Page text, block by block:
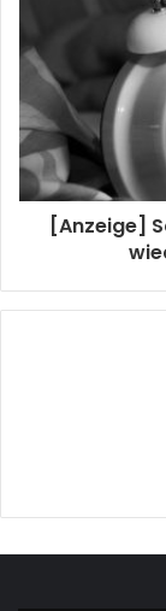
[Anzeige]